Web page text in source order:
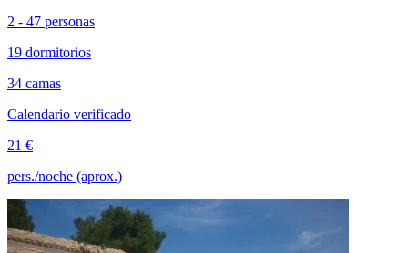
2 - 47 personas
19 dormitorios
34 camas
Calendario verificado
21 €
pers./noche (aprox.)